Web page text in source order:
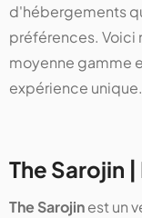
d'hébergements
préférences. Voici
moyenne gamme
expérience unique.
The Sarojin
The Sarojinest un